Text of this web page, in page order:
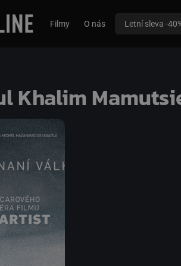
Filmy O nás Letní sleva -
Khalim